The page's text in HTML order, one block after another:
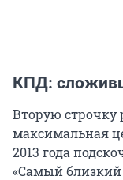
КПД:
Вторую строчку
максимальная
2013 года
«Самый близкий